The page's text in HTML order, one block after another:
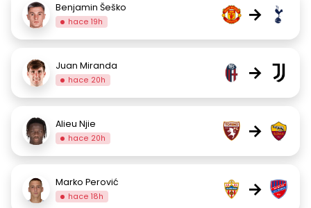
Benjamin Šeško
hace 19h →
Juan Miranda
hace 20h →
Alieu Njie
hace 20h →
Marko Perović
hace 18h →